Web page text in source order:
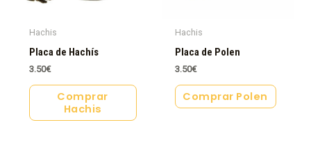
Hachis
Placa de Hachís
3.50€
Comprar
Hachis
Hachis
Placa de Polen
3.50€
Comprar Polen